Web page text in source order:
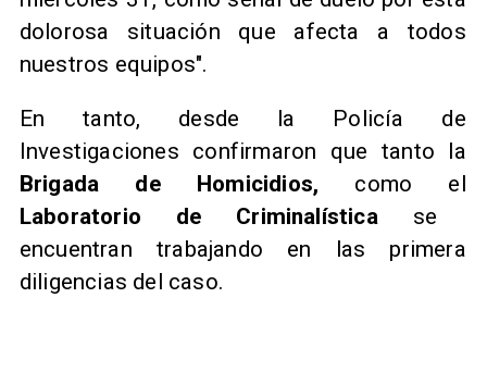
dolorosa situación que afecta a todos
nuestros equipos".
En tanto, desde la Policía de
Investigaciones confirmaron que tanto la
Brigada de Homicidios, como el
Laboratorio de Criminalísticase
encuentran trabajando en las primera
diligencias del caso.